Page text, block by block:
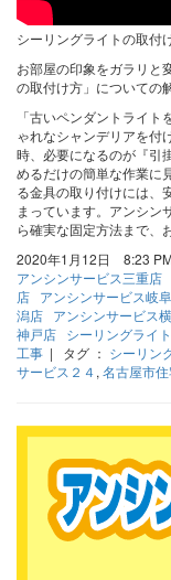
シーリングライトの取付
お部屋の印象をガラリと
の取付け方」についての
「古いペンダントライ
ゃれなシャンデリアを
時、必要になるのが『引
めるだけの簡単な作業に
る金具の取り付けには、
まっています。アンシン
ら確実な固定方法まで、
2020年1月12日 8:23
アンシンサービス三重店
店 アンシンサービス岐
潟店 アンシンサービス
神戸店 シーリングライト
工事 | タグ ： シーリン
サービス２４, 名古屋市